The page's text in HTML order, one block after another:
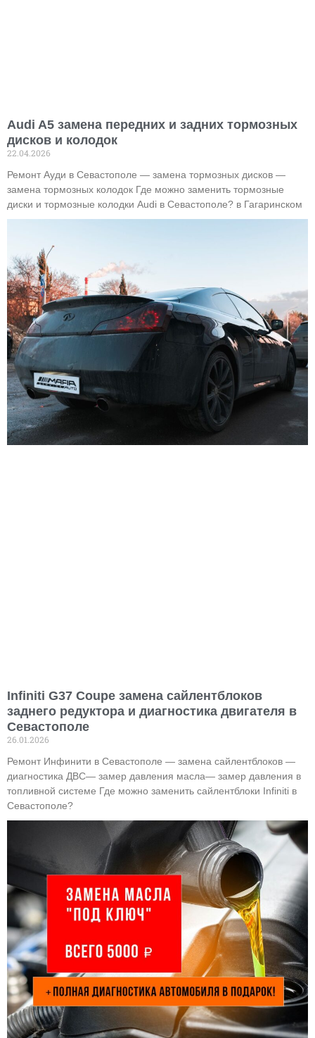
Audi A5 замена передних и задних тормозных
дисков и колодок
22.04.2026
Ремонт Ауди в Севастополе — замена тормозных дисков —
замена тормозных колодок Где можно заменить тормозные
диски и тормозные колодки Audi в Севастополе? в Гагаринском
Infiniti G37 Coupe замена сайлентблоков
заднего редуктора и диагностика двигателя в
Севастополе
26.01.2026
Ремонт Инфинити в Севастополе — замена сайлентблоков —
диагностика ДВС— замер давления масла— замер давления в
топливной системе Где можно заменить сайлентблоки Infiniti в
Севастополе?